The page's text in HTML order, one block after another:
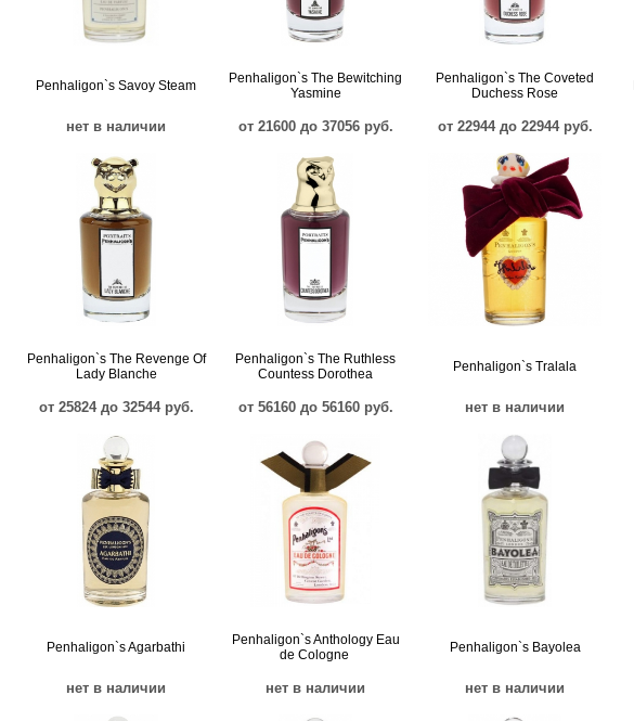
Penhaligon`s Savoy Steam
нет в наличии
Penhaligon`s The Bewitching
Yasmine
от 21600 до 37056 руб.
Penhaligon`s The Coveted
Duchess Rose
от 22944 до 22944 руб.
Penhaligon`s The Revenge Of
Lady Blanche
от 25824 до 32544 руб.
Penhaligon`s The Ruthless
Countess Dorothea
от 56160 до 56160 руб.
Penhaligon`s Tralala
нет в наличии
Penhaligon`s Agarbathi
нет в наличии
Penhaligon`s Anthology Eau
de Cologne
нет в наличии
Penhaligon`s Bayolea
нет в наличии